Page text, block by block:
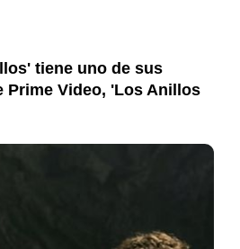
tiene uno de sus
Prime Video, 'Los Anillos